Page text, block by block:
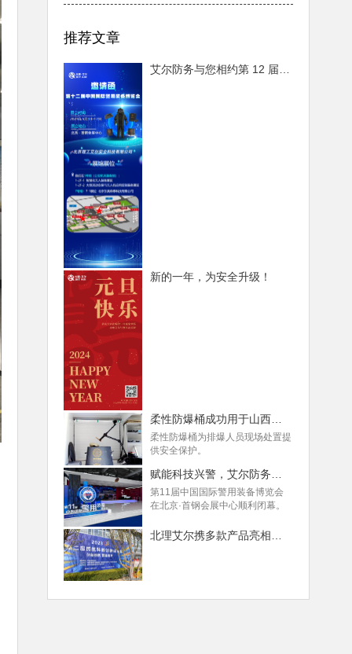
推荐文章
艾尔防务与您相约第 12 届中国国际警用装备博览会，共赴安防盛宴
新的一年，为安全升级！
柔性防爆桶为排爆人员现场处置提
供安全保护。
第11届中国国际警用装备博览会
在北京·首钢会展中心顺利闭幕。